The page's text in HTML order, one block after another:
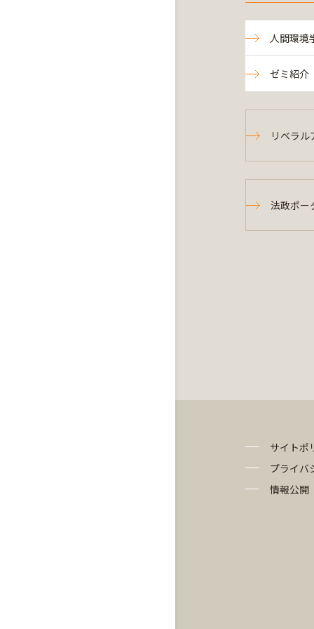
人間環境
ゼミ紹介
リベラル
法政ポー
サイトポ
プライバ
情報公開